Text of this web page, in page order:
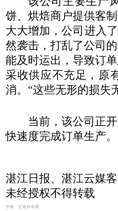
饼、烘焙商户提供客
大大增加，公司进入
然袭击，打乱了公司
能及时运出，导致订
采收供应不充足，原
消。“这些无形的损失
当前，该公司正
快速度完成订单生产。
湛江日报、湛江云媒
未经授权不得转载
作者： 记者何有凤